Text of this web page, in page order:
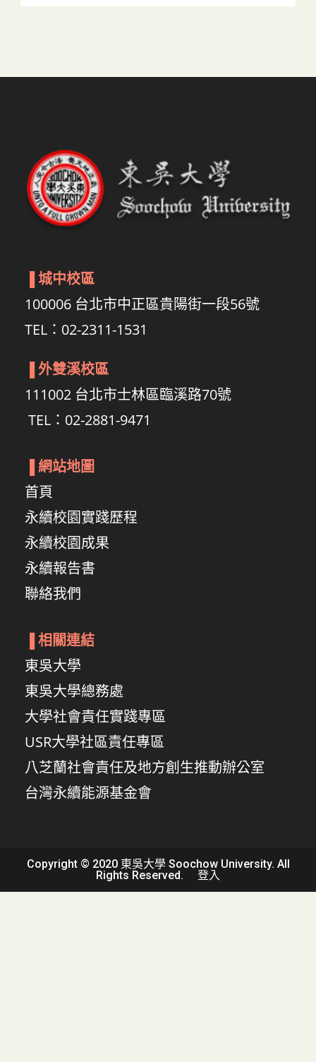
城中校區
100006 台北市中正區貴陽街一段56號
TEL：02-2311-1531
外雙溪校區
111002 台北市士林區臨溪路70號
TEL：02-2881-9471
網站地圖
首頁
永續校園實踐歷程
永續校園成果
永續報告書
聯絡我們
相關連結
東吳大學
東吳大學總務處
大學社會責任實踐專區
USR大學社區責任專區
八芝蘭社會責任及地方創生推動辦公室
台灣永續能源基金會
Copyright © 2020 東吳大學 Soochow University. All
Rights Reserved. 登入